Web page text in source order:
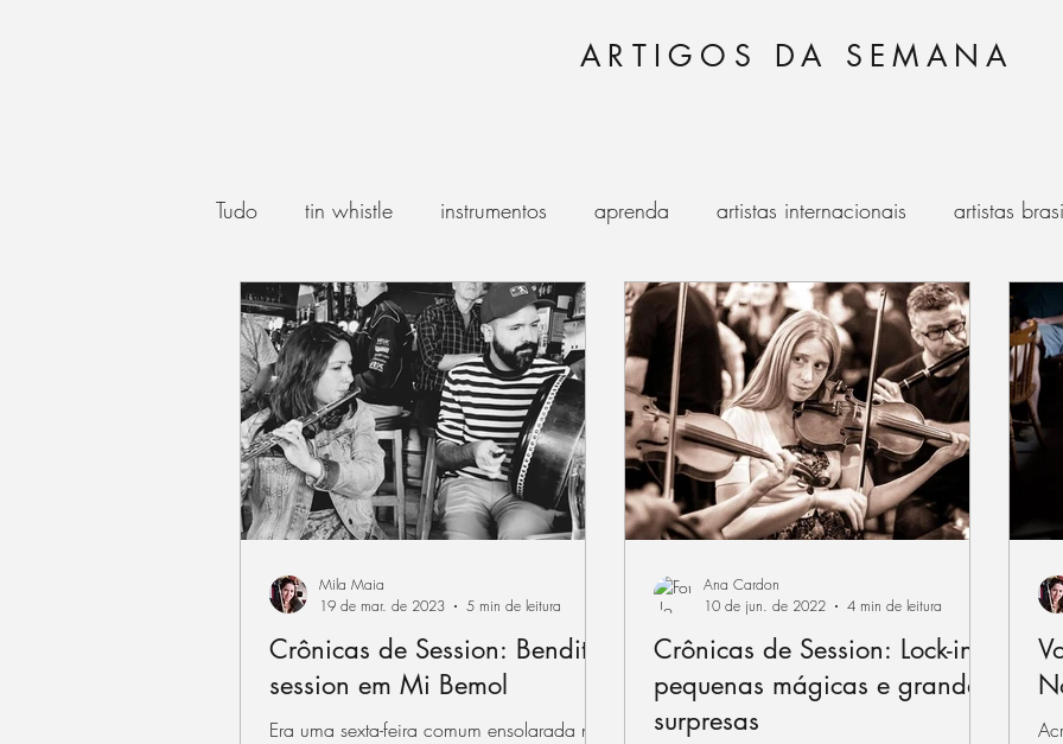
ARTIGOS DA SEMANA
Tudo tin whistle instrumentos aprenda artistas internacionais artistas
música irlandesa moderna música tradicional dança irlandesa nações
música irlandesa no Brasil história gaita de foles entrevista bodhrán
hurdy gurdy Irish flute makers e luthiers Irish punk crônicas
canção
Crônicas de Session: Bendita
session em Mi Bemol
Era uma sexta-feira comum ensolarada na
Mila Maia
19 de mar. de 2023
5 min de leitura
Crônicas de Session: Lock-ins,
pequenas mágicas e grandes
surpresas
Ana Cardon
10 de jun. de 2022
4 min de leitura